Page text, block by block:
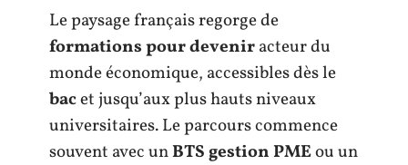
Le paysage français regorge de
formations pour deveniracteur du
monde économique, accessibles dès le
bacet jusqu’aux plus hauts niveaux
universitaires. Le parcours commence
souvent avec unBTS gestion PMEou un